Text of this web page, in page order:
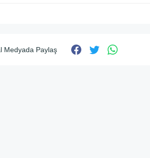
Medyada Paylaş